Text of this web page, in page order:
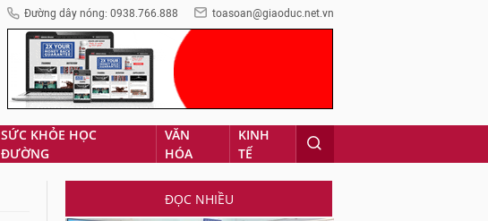
Đường dây nóng: 0938.766.888 toasoan@giaoduc.net.vn
SỨC KHỎE HỌC
ĐƯỜNG
VĂN
HÓA
KINH
TẾ
ĐỌC NHIỀU